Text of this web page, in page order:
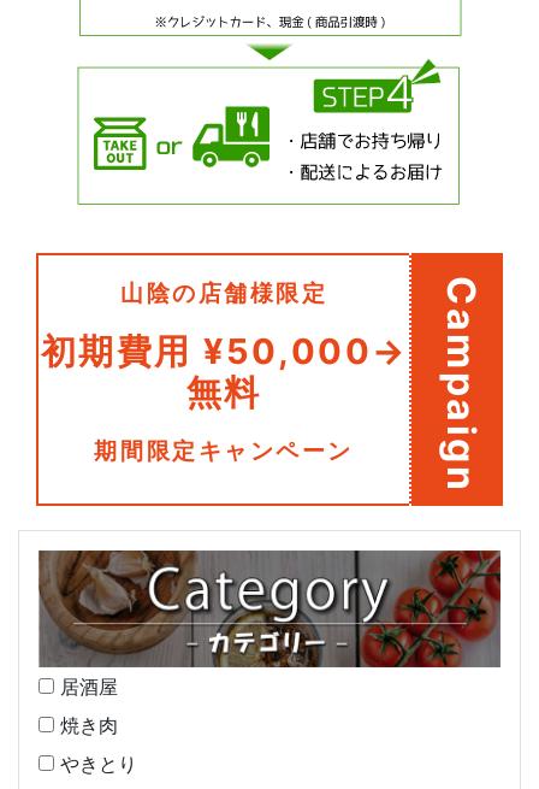
居酒屋
焼き肉
やきとり
山陰の店舗様限定
初期費用 ¥50,000→
無料
期間限定キャンペーン Campaign